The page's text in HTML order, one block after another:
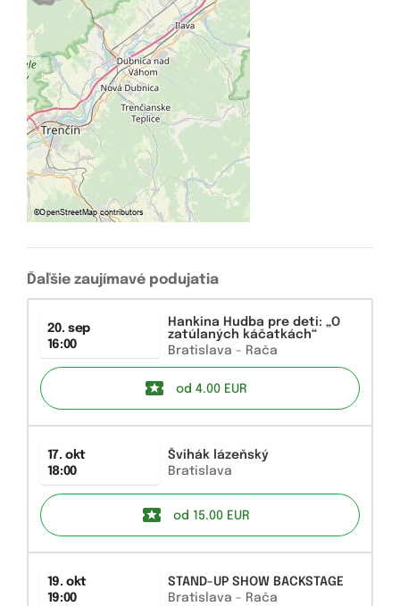
Ďaľšie zaujímavé podujatia
20. sep
16:00
Hankina Hudba pre deti: „O
zatúlaných káčatkách“
Bratislava - Rača
od 4.00 EUR
17. okt
18:00
Švihák lázeňský
Bratislava
od 15.00 EUR
19. okt
19:00
STAND-UP SHOW BACKSTAGE
Bratislava - Rača